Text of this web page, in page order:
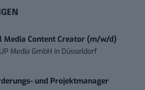
Media Content Creator (m/w/d)
Media GmbH in Düsseldorf
und Projektmanager